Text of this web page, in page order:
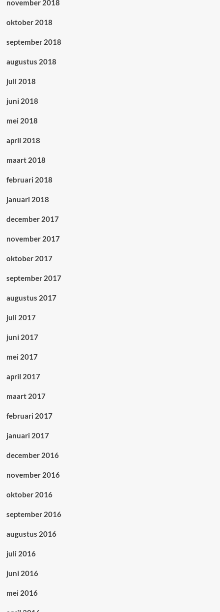
november 2018
oktober 2018
september 2018
augustus 2018
juli 2018
juni 2018
mei 2018
april 2018
maart 2018
februari 2018
januari 2018
december 2017
november 2017
oktober 2017
september 2017
augustus 2017
juli 2017
juni 2017
mei 2017
april 2017
maart 2017
februari 2017
januari 2017
december 2016
november 2016
oktober 2016
september 2016
augustus 2016
juli 2016
juni 2016
mei 2016